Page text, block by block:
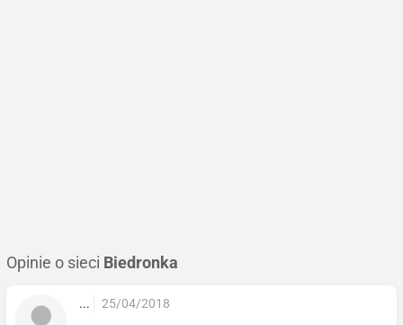
Opinie o sieci Biedronka
... 25/04/2018